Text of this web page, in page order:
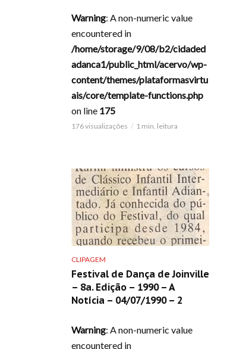
Warning: A non-numeric value
encountered in
/home/storage/9/08/b2/cidaded
adanca1/public_html/acervo/wp-
content/themes/plataformasvirtu
ais/core/template-functions.php
on line 175
176 visualizações 1 min. leitura
CLIPAGEM
Festival de Dança de Joinville
– 8a. Edição – 1990 – A
Notícia – 04/07/1990 – 2
Warning: A non-numeric value
encountered in